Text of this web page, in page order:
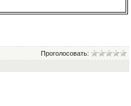
Проголосовать: